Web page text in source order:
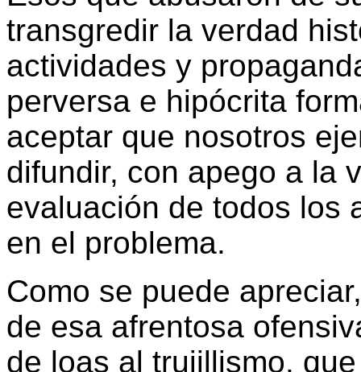
transgredir la verdad
actividades y
perversa e hipócrita
aceptar que nosotros
difundir, con apego a la
evaluación de todos los
en el problema.
Como se puede
de esa afrentosa
de loas al trujillismo,